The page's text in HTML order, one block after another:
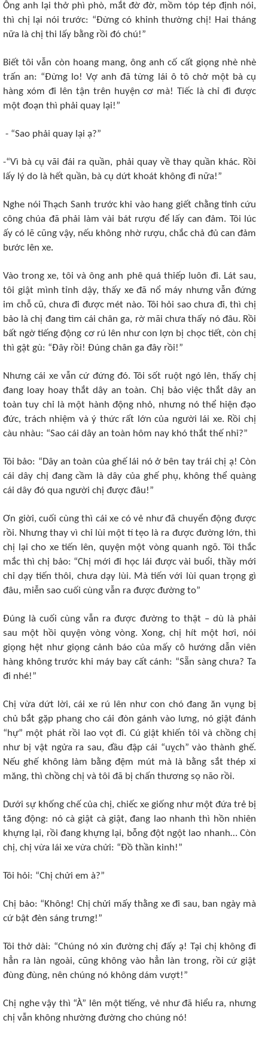
Ông anh lại thở phì phò, mắt đờ đờ, mồm tóp tép định nói,
thì chị lại nói trước: “Đừng có khinh thường chị! Hai tháng
nữa là chị thi lấy bằng rồi đó chú!”
Biết tôi vẫn còn hoang mang, ông anh cố cất giọng nhè nhè
trấn an: “Đừng lo! Vợ anh đã từng lái ô tô chở một bà cụ
hàng xóm đi lên tận trên huyện cơ mà! Tiếc là chỉ đi được
một đoạn thì phải quay lại!”
- “Sao phải quay lại ạ?”
-“Vì bà cụ vãi đái ra quần, phải quay về thay quần khác. Rồi
lấy lý do là hết quần, bà cụ dứt khoát không đi nữa!”
Nghe nói Thạch Sanh trước khi vào hang giết chằng tinh cứu
công chúa đã phải làm vài bát rượu để lấy can đảm. Tôi lúc
ấy có lẽ cũng vậy, nếu không nhờ rượu, chắc chả đủ can đảm
bước lên xe.
Vào trong xe, tôi và ông anh phê quá thiếp luôn đi. Lát sau,
tôi giật mình tỉnh dậy, thấy xe đã nổ máy nhưng vẫn đứng
im chỗ cũ, chưa đi được mét nào. Tôi hỏi sao chưa đi, thì chị
bảo là chị đang tìm cái chân ga, rờ mãi chưa thấy nó đâu. Rồi
bất ngờ tiếng động cơ rú lên như con lợn bị chọc tiết, còn chị
thì gật gù: “Đây rồi! Đúng chân ga đây rồi!”
Nhưng cái xe vẫn cứ đứng đó. Tôi sốt ruột ngó lên, thấy chị
đang loay hoay thắt dây an toàn. Chị bảo việc thắt dây an
toàn tuy chỉ là một hành động nhỏ, nhưng nó thể hiện đạo
đức, trách nhiệm và ý thức rất lớn của người lái xe. Rồi chị
càu nhàu: “Sao cái dây an toàn hôm nay khó thắt thế nhỉ?”
Tôi bảo: “Dây an toàn của ghế lái nó ở bên tay trái chị ạ! Còn
cái dây chị đang cầm là dây của ghế phụ, không thể quàng
cái dây đó qua người chị được đâu!”
Ơn giời, cuối cùng thì cái xe có vẻ như đã chuyển động được
rồi. Nhưng thay vì chỉ lùi một tí tẹo là ra được đường lớn, thì
chị lại cho xe tiến lên, quyện một vòng quanh ngõ. Tôi thắc
mắc thì chị bảo: “Chị mới đi học lái được vài buổi, thầy mới
chỉ dạy tiến thôi, chưa dạy lùi. Mà tiến với lùi quan trọng gì
đâu, miễn sao cuối cùng vẫn ra được đường to”
Đúng là cuối cùng vẫn ra được đường to thật – dù là phải
sau một hồi quyện vòng vòng. Xong, chị hít một hơi, nói
giọng hệt như giọng cảnh báo của mấy cô hướng dẫn viên
hàng không trước khi máy bay cất cánh: “Sẵn sàng chưa? Ta
đi nhé!”
Chị vừa dứt lời, cái xe rú lên như con chó đang ăn vụng bị
chủ bắt gặp phang cho cái đòn gánh vào lưng, nó giật đánh
“hự” một phát rồi lao vọt đi. Cú giật khiến tôi và chồng chị
như bị vật ngửa ra sau, đầu đập cái “uỵch” vào thành ghế.
Nếu ghế không làm bằng đệm mút mà là bằng sắt thép xi
măng, thì chồng chị và tôi đã bị chấn thương sọ não rồi.
Dưới sự khống chế của chị, chiếc xe giống như một đứa trẻ bị
tăng động: nó cà giật cà giật, đang lao nhanh thì hồn nhiên
khựng lại, rồi đang khựng lại, bỗng đột ngột lao nhanh… Còn
chị, chị vừa lái xe vừa chửi: “Đồ thần kinh!”
Tôi hỏi: “Chị chửi em à?”
Chị bảo: “Không! Chị chửi mấy thằng xe đi sau, ban ngày mà
cứ bật đèn sáng trưng!”
Tôi thở dài: “Chúng nó xin đường chị đấy ạ! Tại chị không đi
hẳn ra làn ngoài, cũng không vào hẳn làn trong, rồi cứ giật
đùng đùng, nên chúng nó không dám vượt!”
Chị nghe vậy thì “À” lên một tiếng, vẻ như đã hiểu ra, nhưng
chị vẫn không nhường đường cho chúng nó!